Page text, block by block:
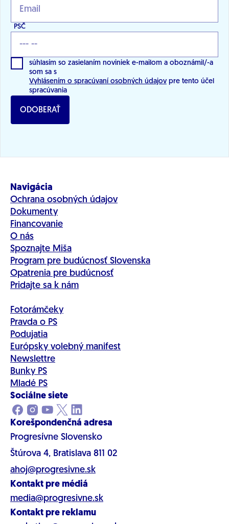
PSČ
súhlasím so zasielaním noviniek e-mailom a oboznámil/-a
som sa s
Vyhlásením o spracúvaní osobných údajov pre tento účel
spracúvania
ODOBERAŤ
Navigácia
Ochrana osobných údajov
Dokumenty
Financovanie
O nás
Spoznajte Miša
Program pre budúcnosť Slovenska
Opatrenia pre budúcnosť
Pridajte sa k nám
Fotorámčeky
Pravda o PS
Podujatia
Európsky volebný manifest
Newslettre
Bunky PS
Mladé PS
Sociálne siete
Korešpondenčná adresa
Progresívne Slovensko
Štúrova 4, Bratislava 811 02
ahoj@progresivne.sk
Kontakt pre médiá
media@progresivne.sk
Kontakt pre reklamu